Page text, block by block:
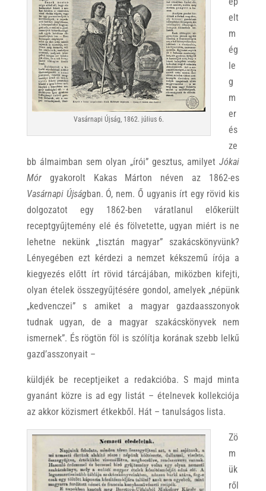
Vasárnapi Újság, 1862. július 6.
elt
m
ég
le
g
m
er
és
ze
bb álmaimban sem olyan „írói” gesztus, amilyetJókai
Mórgyakorolt Kakas Márton néven az 1862-es
Vasárnapi Újságban. Ó, nem. Ő ugyanis írt egy rövid kis
dolgozatot egy 1862-ben váratlanul előkerült
receptgyűjtemény elé és fölvetette, ugyan miért is ne
lehetne nekünk „tisztán magyar” szakácskönyvünk?
Lényegében ezt kérdezi a nemzet kékszemű írója a
kiegyezés előtt írt rövid tárcájában, miközben kifejti,
olyan ételek összegyűjtésére gondol, amelyek „népünk
„kedvenczei” s amiket a magyar gazdaasszonyok
tudnak ugyan, de a magyar szakácskönyvek nem
ismernek”. És rögtön föl is szólítja korának szebb lelkű
gazd’asszonyait –
küldjék be receptjeiket a redakcióba. S majd minta
gyanánt közre is ad egy listát – ételnevek kollekciója
az akkor közismert étkekből. Hát – tanulságos lista.
Zö
m
ük
ről